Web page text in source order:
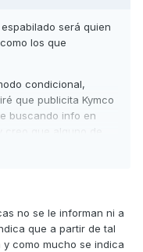
será quien
los que
condicional,
que publicita Kymco
buscando info en
creo que alguno de
cambios que
no se le informan ni a
que a partir de tal
como mucho se indica